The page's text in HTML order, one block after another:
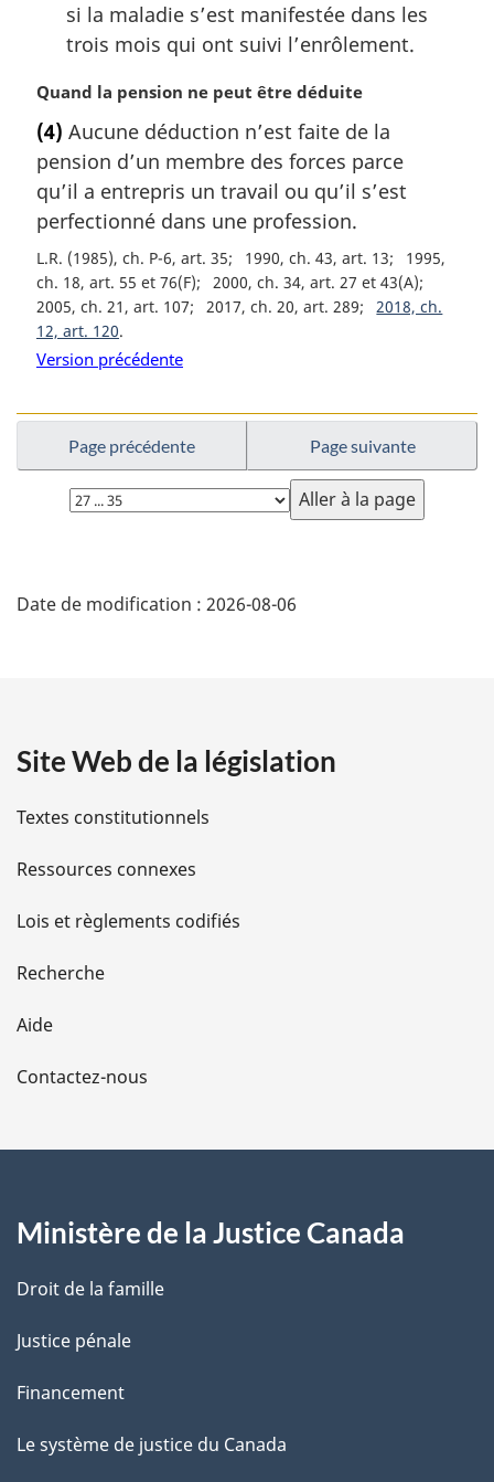
si la maladie s’est manifestée dans les
trois mois qui ont suivi l’enrôlement.
N
t
e
m
a
r
g
i
n
a
l
Quand la pension ne peut être déduite
(4) Aucune déduction n’est faite de la
pension d’un membre des forces parce
qu’il a entrepris un travail ou qu’il s’est
perfectionné dans une profession.
L.R. (1985), ch. P-6, art. 35 1990, ch. 43, art. 13
1995,
ch. 18, art. 55 et 76(F)
2000, ch. 34, art. 27 et 43(A)
2005, ch. 21, art. 107
2017, ch. 20, art. 289
2018, ch.
12, art. 120
Version précédente
Page précédente Page suivante
Choisissez
la
é
i
l
s
d
e
l
a
e
Date de modification : 2026-08-06
Site Web de la législation
Textes constitutionnels
Ressources connexes
Lois et règlements codifiés
Recherche
Aide
Contactez-nous
Ministère de la Justice Canada
Droit de la famille
Justice pénale
Financement
Le système de justice du Canada